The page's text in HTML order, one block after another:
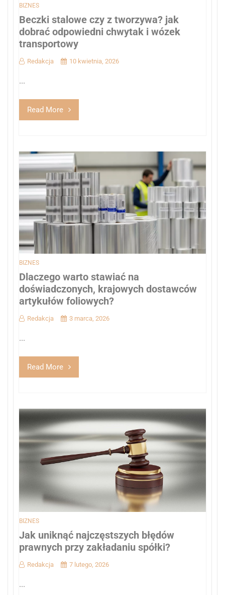
BIZNES
Beczki stalowe czy z tworzywa? jak
dobrać odpowiedni chwytak i wózek
transportowy
Redakcja 10 kwietnia, 2026
...
Read More
BIZNES
Dlaczego warto stawiać na
doświadczonych, krajowych dostawców
artykułów foliowych?
Redakcja 3 marca, 2026
...
Read More
BIZNES
Jak uniknąć najczęstszych błędów
prawnych przy zakładaniu spółki?
Redakcja 7 lutego, 2026
...